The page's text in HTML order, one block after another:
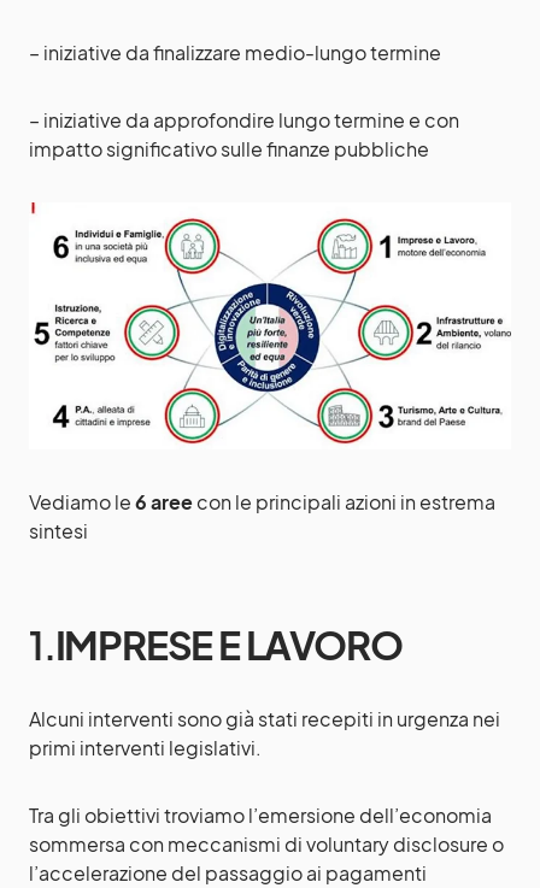
– iniziative da finalizzare medio-lungo termine
– iniziative da approfondire lungo termine e con
impatto significativo sulle finanze pubbliche
Vediamo le6 areecon le principali azioni in estrema
sintesi
1.IMPRESE E LAVORO
Alcuni interventi sono già stati recepiti in urgenza nei
primi interventi legislativi.
Tra gli obiettivi troviamo l’emersione dell’economia
sommersa con meccanismi di voluntary disclosure o
l’accelerazione del passaggio ai pagamenti